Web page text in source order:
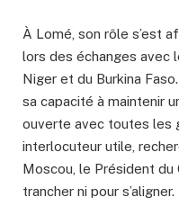
À Lomé, son rôle s’est
lors des échanges avec
Niger et du Burkina
sa capacité à maintenir
ouverte avec toutes les
interlocuteur utile,
Moscou, le Président du
trancher ni pour